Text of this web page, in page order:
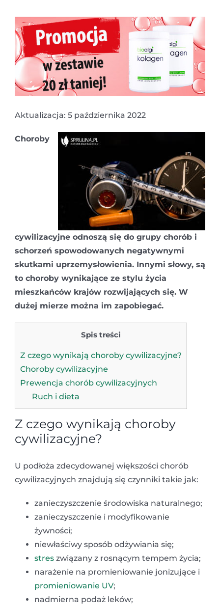
Aktualizacja: 5 października 2022
Choroby
cywilizacyjne odnoszą się do grupy chorób i
schorzeń spowodowanych negatywnymi
skutkami uprzemysłowienia. Innymi słowy, są
to choroby wynikające ze stylu życia
mieszkańców krajów rozwijających się. W
dużej mierze można im zapobiegać.
Spis treści
Z czego wynikają choroby cywilizacyjne?
Choroby cywilizacyjne
Prewencja chorób cywilizacyjnych
Ruch i dieta
Z czego wynikają choroby
cywilizacyjne?
U podłoża zdecydowanej większości chorób
cywilizacyjnych znajdują się czynniki takie jak:
zanieczyszczenie środowiska naturalnego;
zanieczyszczenie i modyfikowanie
żywności;
niewłaściwy sposób odżywiania się;
stres związany z rosnącym tempem życia;
narażenie na promieniowanie jonizujące i
promieniowanie UV;
nadmierna podaż leków;